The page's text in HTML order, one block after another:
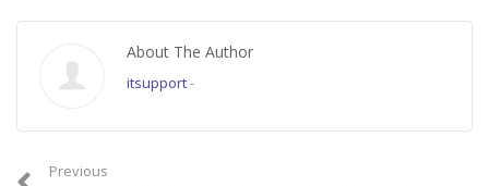
https://www.youtube.com/channel/UCYWSlgQB1BpfQTkNm_P5qIw/join
About The Author
itsupport-
Previous